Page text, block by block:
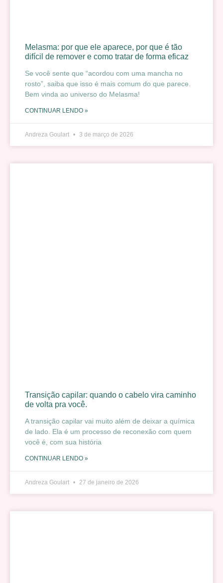
Melasma: por que ele aparece, por que é tão
difícil de remover e como tratar de forma eficaz
Se você sente que “acordou com uma mancha no
rosto”, saiba que isso é mais comum do que parece.
Bem vinda ao universo do Melasma!
CONTINUAR LENDO »
Andreza Goulart 3 de março de 2026
Transição capilar: quando o cabelo vira caminho
de volta pra você.
A transição capilar vai muito além de deixar a química
de lado. Ela é um processo de reconexão com quem
você é, com sua história
CONTINUAR LENDO »
Andreza Goulart 27 de janeiro de 2026